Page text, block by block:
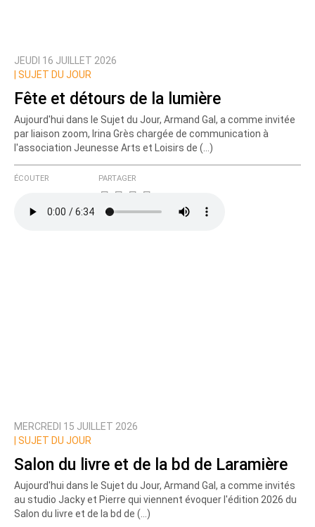
JEUDI 16 JUILLET 2026
SUJET DU JOUR
Fête et détours de la lumière
Aujourd'hui dans le Sujet du Jour, Armand Gal, a comme invitée
par liaison zoom, Irina Grès chargée de communication à
l'association Jeunesse Arts et Loisirs de (…)
ÉCOUTER PARTAGER
MERCREDI 15 JUILLET 2026
SUJET DU JOUR
Salon du livre et de la bd de Laramière
Aujourd'hui dans le Sujet du Jour, Armand Gal, a comme invités
au studio Jacky et Pierre qui viennent évoquer l'édition 2026 du
Salon du livre et de la bd de (…)